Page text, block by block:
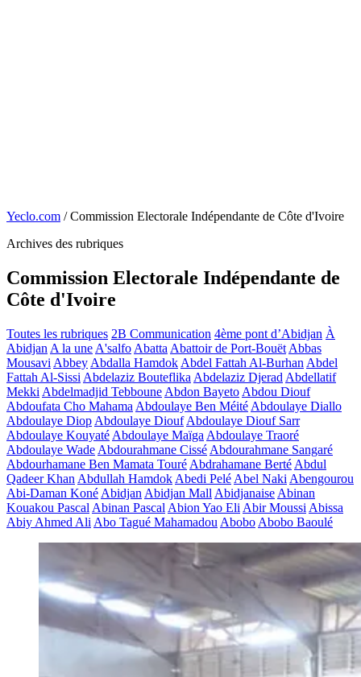
Yeclo.com / Commission Electorale Indépendante de Côte d'Ivoire
Archives des rubriques
Commission Electorale Indépendante de
Côte d'Ivoire
Toutes les rubriques 2B Communication 4ème pont d’Abidjan À
Abidjan A la une A'salfo Abatta Abattoir de Port-Bouët Abbas
Mousavi Abbey Abdalla Hamdok Abdel Fattah Al-Burhan Abdel
Fattah Al-Sissi Abdelaziz Bouteflika Abdelaziz Djerad Abdellatif
Mekki Abdelmadjid Tebboune Abdon Bayeto Abdou Diouf
Abdoufata Cho Mahama Abdoulaye Ben Méité Abdoulaye Diallo
Abdoulaye Diop Abdoulaye Diouf Abdoulaye Diouf Sarr
Abdoulaye Kouyaté Abdoulaye Maïga Abdoulaye Traoré
Abdoulaye Wade Abdourahmane Cissé Abdourahmane Sangaré
Abdourhamane Ben Mamata Touré Abdrahamane Berté Abdul
Qadeer Khan Abdullah Hamdok Abedi Pelé Abel Naki Abengourou
Abi-Daman Koné Abidjan Abidjan Mall Abidjanaise Abinan
Kouakou Pascal Abinan Pascal Abion Yao Eli Abir Moussi Abissa
Abiy Ahmed Ali Abo Tagué Mahamadou Abobo Abobo Baoulé